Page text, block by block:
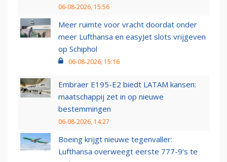
06-08-2026, 15:56
Meer ruimte voor vracht doordat onder
meer Lufthansa en easyJet slots vrijgeven
op Schiphol
06-08-2026, 15:16
Embraer E195-E2 biedt LATAM kansen:
maatschappij zet in op nieuwe
bestemmingen
06-08-2026, 14:27
Boeing krijgt nieuwe tegenvaller:
Lufthansa overweegt eerste 777-9’s te